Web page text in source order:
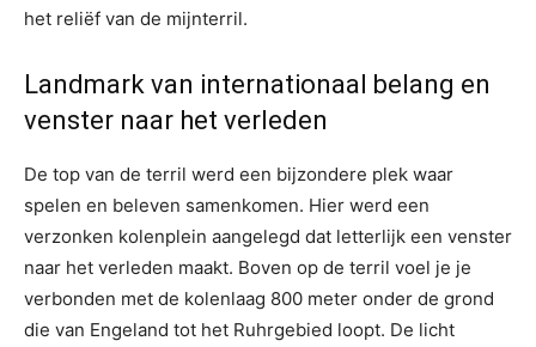
het reliëf van de mijnterril.
Landmark van internationaal belang en
venster naar het verleden
De top van de terril werd een bijzondere plek waar
spelen en beleven samenkomen. Hier werd een
verzonken kolenplein aangelegd dat letterlijk een venster
naar het verleden maakt. Boven op de terril voel je je
verbonden met de kolenlaag 800 meter onder de grond
die van Engeland tot het Ruhrgebied loopt. De licht